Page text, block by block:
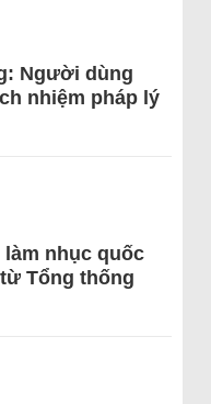
Người dùng
nhiệm pháp lý
nhục quốc
Tổng thống